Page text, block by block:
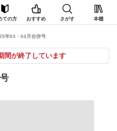
ての方 おすすめ さがす 本棚
年03・04月合併号
間が終了しています